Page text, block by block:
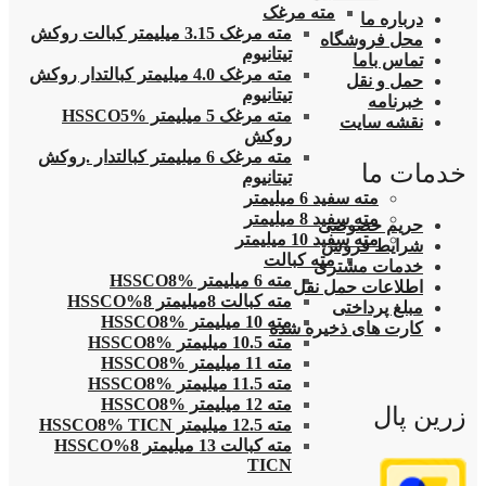
مته مرغک
مته مرغک 3.15 میلیمتر کبالت روکش
تیتانیوم
مته مرغک 4.0 میلیمتر کبالتدار روکش
تیتانیوم
مته مرغک 5 میلیمتر HSSCO5%
روکش
مته مرغک 6 میلیمتر کبالتدار .روکش
تیتانیوم
مته سفید 6 میلیمتر
مته سفید 8 میلیمتر
مته سفید 10 میلیمتر
مته کبالت
مته 6 میلیمتر HSSCO8%
مته کبالت 8میلیمتر 8%HSSCO
مته 10 میلیمتر HSSCO8%
مته 10.5 میلیمتر HSSCO8%
مته 11 میلیمتر HSSCO8%
مته 11.5 میلیمتر HSSCO8%
مته 12 میلیمتر HSSCO8%
مته 12.5 میلیمتر HSSCO8% TICN
مته کبالت 13 میلیمتر 8%HSSCO
TICN
درباره ما
محل فروشگاه
تماس باما
حمل و نقل
خبرنامه
نقشه سایت
خدمات ما
حریم خصوصی
شرایط فروش
خدمات مشتری
اطلاعات حمل نقل
مبلغ پرداختی
کارت های ذخیره شده
زرین پال